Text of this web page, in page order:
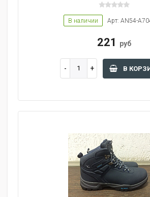
В наличии Арт: AN54-
221 руб
В